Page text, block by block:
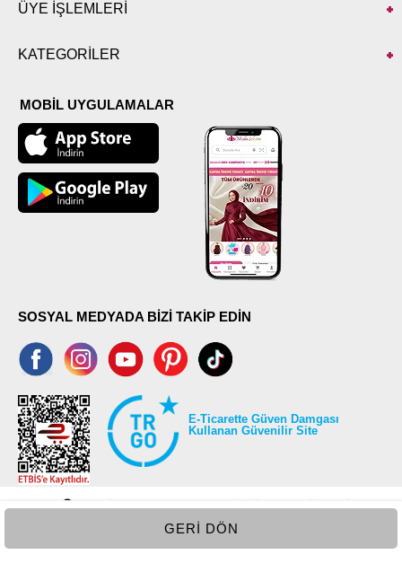
GERI DÖN
ÜYE İŞLEMLERİ
KATEGORİLER
MOBİL UYGULAMALAR
SOSYAL MEDYADA BİZİ TAKİP EDİN
E-Ticarette Güven Damgası
Kullanan Güvenilir Site